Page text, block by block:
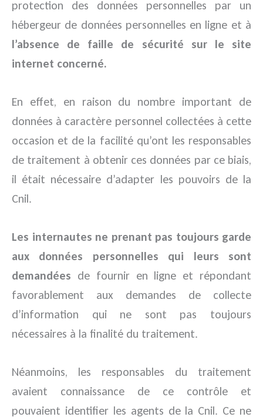
protection des données personnelles par un
hébergeur de données personnelles en ligne et à
l’absence de faille de sécurité sur le site
internet concerné.
En effet, en raison du nombre important de
données à caractère personnel collectées à cette
occasion et de la facilité qu’ont les responsables
de traitement à obtenir ces données par ce biais,
il était nécessaire d’adapter les pouvoirs de la
Cnil.
Les internautes ne prenant pas toujours garde
aux données personnelles qui leurs sont
demandées de fournir en ligne et répondant
favorablement aux demandes de collecte
d’information qui ne sont pas toujours
nécessaires à la finalité du traitement.
Néanmoins, les responsables du traitement
avaient connaissance de ce contrôle et
pouvaient identifier les agents de la Cnil. Ce ne